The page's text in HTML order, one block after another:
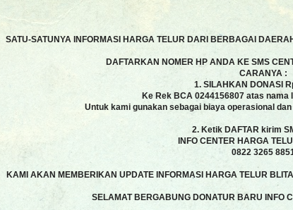
SATU-SATUNYA INFORMASI HARGA TELUR DARI BERBAGAI
DAFTARKAN NOMER HP ANDA KE SMS
CARANYA :
1. SILAHKAN DONASI
Ke Rek BCA 0244156807 atas nama
Untuk kami gunakan sebagai biaya operasional
2. Ketik DAFTAR kirim
INFO CENTER HARGA
0822 3265
KAMI AKAN MEMBERIKAN UPDATE INFORMASI HARGA TELUR
SELAMAT BERGABUNG DONATUR BARU INFO